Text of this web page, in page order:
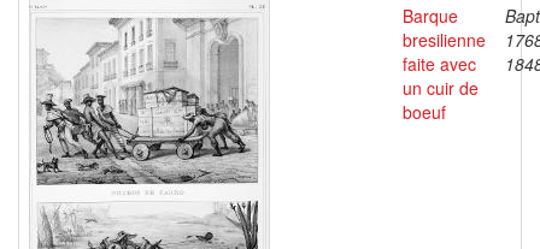
Barque
bresilienne
faite avec
un cuir de
boeuf